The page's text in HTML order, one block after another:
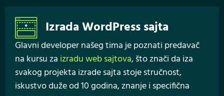
Izrada WordPress sajta
Glavni developer našeg tima je poznati predavač
na kursu za izradu web sajtova, što znači da iza
svakog projekta izrade sajta stoje stručnost,
iskustvo duže od 10 godina, znanje i specifična